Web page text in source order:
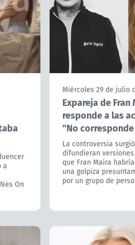
a
On
Miércoles 29 de julio
Expareja de Fran
responde a las
"No
La controversia
difundieran
que Fran Maira
una golpiza
por un grupo de